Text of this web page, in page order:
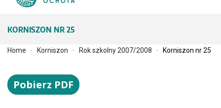
KORNISZON NR 25
Home Korniszon Rok szkolny 2007/2008 Korniszon nr 25
Pobierz PDF